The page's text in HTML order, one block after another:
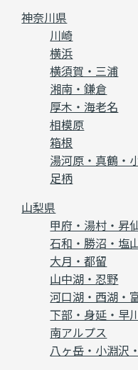
神奈川県
川崎
横浜
横須賀・三浦
湘南・鎌倉
厚木・海老名
相模原
箱根
湯河原・真鶴・
足柄
山梨県
甲府・湯村・昇
石和・勝沼・塩
大月・都留
山中湖・忍野
河口湖・西湖・
下部・身延・早
南アルプス
八ヶ岳・小淵沢